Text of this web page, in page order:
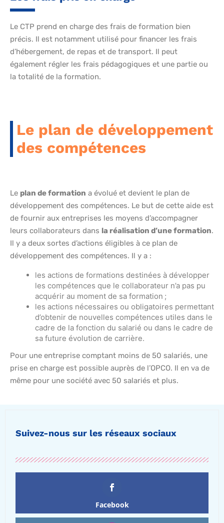
Le CTP prend en charge des frais de formation bien
précis. Il est notamment utilisé pour financer les frais
d’hébergement, de repas et de transport. Il peut
également régler les frais pédagogiques et une partie ou
la totalité de la formation.
Le plan de développement
des compétences
Le plan de formation a évolué et devient le plan de
développement des compétences. Le but de cette aide est
de fournir aux entreprises les moyens d’accompagner
leurs collaborateurs dans la réalisation d’une formation.
Il y a deux sortes d’actions éligibles à ce plan de
développement des compétences. Il y a :
les actions de formations destinées à développer
les compétences que le collaborateur n’a pas pu
acquérir au moment de sa formation ;
les actions nécessaires ou obligatoires permettant
d’obtenir de nouvelles compétences utiles dans le
cadre de la fonction du salarié ou dans le cadre de
sa future évolution de carrière.
Pour une entreprise comptant moins de 50 salariés, une
prise en charge est possible auprès de l’OPCO. Il en va de
même pour une société avec 50 salariés et plus.
Suivez-nous sur les réseaux sociaux
Facebook